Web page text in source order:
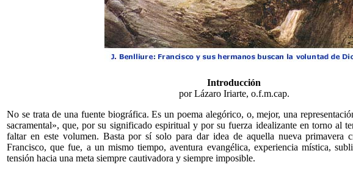
Introducción
por Lázaro Iriarte, o.f.m.cap.
No se trata de una fuente biográfica. Es un poema alegórico, o, mejor, una
sacramental», que, por su significado espiritual y por su fuerza idealizante en torno al
faltar en este volumen. Basta por sí solo para dar idea de aquella nueva primavera
Francisco, que fue, a un mismo tiempo, aventura evangélica, experiencia mística,
tensión hacia una meta siempre cautivadora y siempre imposible.